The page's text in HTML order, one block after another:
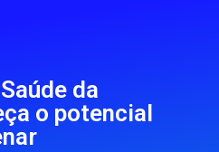
da
o potencial